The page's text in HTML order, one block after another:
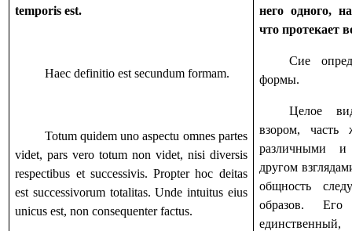
temporis est.
Haec definitio est secundum formam.
Totum quidem uno aspectu omnes partes
videt, pars vero totum non videt, nisi diversis
respectibus et successivis. Propter hoc deitas
est successivorum totalitas. Unde intuitus eius
unicus est, non consequenter factus.
него одного,
что протекает
Сие
формы.
Целое
взором, часть
различными
другом
общность
образов.